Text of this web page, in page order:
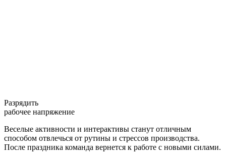
Разрядить
рабочее напряжение
Веселые активности и интерактивы станут отличным
способом отвлечься от рутины и стрессов производства.
После праздника команда вернется к работе с новыми силами.